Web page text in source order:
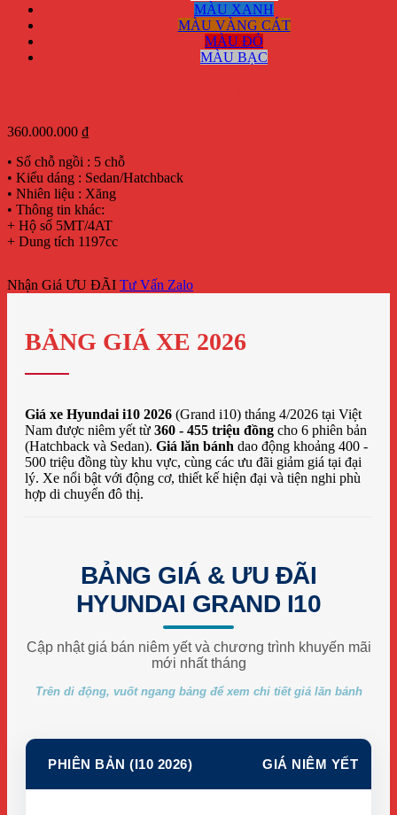
MÀU XANH
MÀU VÀNG CÁT
MÀU ĐỎ
MÀU BẠC
360.000.000 ₫
• Số chỗ ngồi : 5 chỗ
• Kiểu dáng : Sedan/Hatchback
• Nhiên liệu : Xăng
• Thông tin khác:
+ Hộ số 5MT/4AT
+ Dung tích 1197cc
Nhận Giá ƯU ĐÃI Tư Vấn Zalo
BẢNG GIÁ XE 2026
Giá xe Hyundai i10 2026 (Grand i10) tháng 4/2026 tại Việt
Nam được niêm yết từ 360 - 455 triệu đồng cho 6 phiên bản
(Hatchback và Sedan). Giá lăn bánh dao động khoảng 400 -
500 triệu đồng tùy khu vực, cùng các ưu đãi giảm giá tại đại
lý. Xe nổi bật với động cơ, thiết kế hiện đại và tiện nghi phù
hợp di chuyển đô thị.
BẢNG GIÁ & ƯU ĐÃI
HYUNDAI GRAND I10
Cập nhật giá bán niêm yết và chương trình khuyến mãi
mới nhất tháng
Trên di động, vuốt ngang bảng để xem chi tiết giá lăn bánh
PHIÊN BẢN (I10 2026) GIÁ NIÊM YẾT